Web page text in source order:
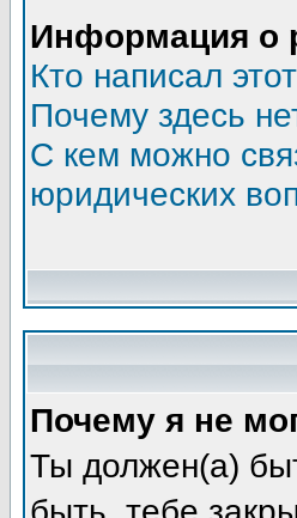
Информация о
Кто написал
Почему здесь
С кем можно
юридических
Почему я не
Ты должен(а)